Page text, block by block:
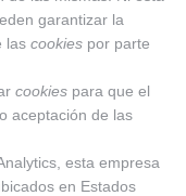
garantizar la
las cookies por parte
cookies para que el
aceptación de las
esta empresa
en Estados